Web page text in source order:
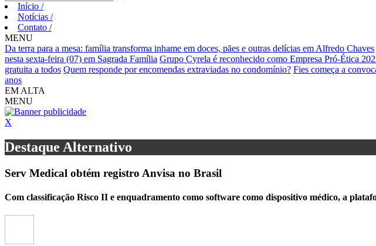
Início /
Notícias /
Contato /
MENU
Da terra para a mesa: família transforma inhame em doces, pães e outras delícias em Alfredo Chaves
nesta sexta-feira (07) em Sagrada Família Grupo Cyrela é reconhecido como Empresa Pró-Ética
gratuita a todos Quem responde por encomendas extraviadas no condomínio? Fies começa a
anos
EM ALTA
MENU
X
Destaque Alternativo
Serv Medical obtém registro Anvisa no Brasil
Com classificação Risco II e enquadramento como software como dispositivo médico, a